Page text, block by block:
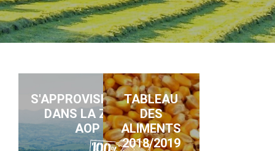
S'APPROVISIONNER
DANS LA ZONE
AOP
TABLEAU
DES
ALIMENTS
2018/2019